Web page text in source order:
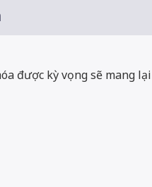
được kỳ vọng sẽ mang lại